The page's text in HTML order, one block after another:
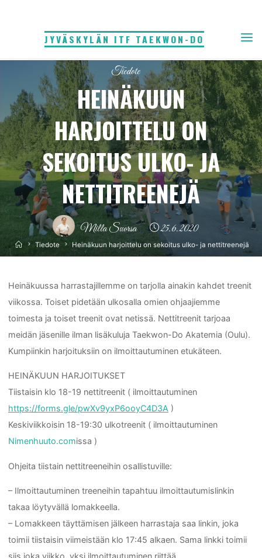
JYVÄSKYLÄN ITF TAEKWON-DO
Tiedote
HEINÄKUUN
HARJOITTELU ON
SEKOITUS ULKO- JA
NETTITREENEJÄ
Milla Suorsa 25.6.2020
HomeTiedote Heinäkuun harjoittelu on sekoitus ulko- ja nettitreenejä
Heinäkuussa harrastajillemme on tarjolla ainakin kahdet treenit
viikossa. Toiset pidetään ulkosalla omien ohjaajiemme
toimesta ja toiset treenit ovat netissä. Nettitreenit tarjoaa
meidän jäsenille ilman lisäkuluja Taekwon-Do Akatemia (Oulu).
Kumpiinkin harjoituksiin on ilmoittautuminen etukäteen.
HEINÄKUUN HARJOITUKSET
Tiistaisin klo 18-19 nettitreenit ( ilmoittautuminen
https://forms.gle/pwXv9yxP6ooyC4D3A )
Keskiviikkoisin 18-19:30 ulkotreenit ( ilmoittautuminen
Nimenhuuto.comissa )
Ohjeita tiistain nettitreeneihin osallistuville:
– Ilmoittautuminen treeneihin tapahtuu ilmoittautumislinkin
takaa löytyvällä lomakkeella.
– Lomakkeen täyttämisen jälkeen harrastaja saa linkin, joka
toimii tiistaisin viimeistään klo 17:45 alkaen. Sama linkki toimii